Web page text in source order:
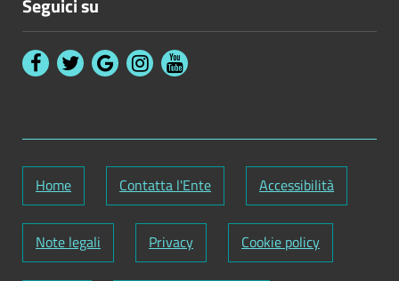
Seguici su
Home Contatta l'Ente Accessibilità
Note legali Privacy Cookie policy